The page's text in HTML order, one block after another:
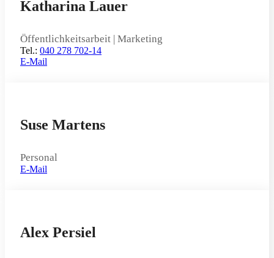
Katharina Lauer
Öffentlichkeitsarbeit | Marketing
Tel.: 040 278 702-14
E-Mail
Suse Martens
Personal
E-Mail
Alex Persiel